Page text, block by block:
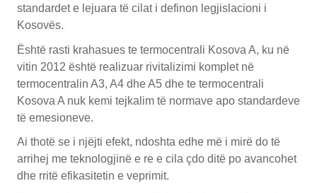
standardet e lejuara të cilat i definon legjislacioni i
Kosovës.
Është rasti krahasues te termocentrali Kosova A, ku në
vitin 2012 është realizuar rivitalizimi komplet në
termocentralin A3, A4 dhe A5 dhe te termocentrali
Kosova A nuk kemi tejkalim të normave apo standardeve
të emesioneve.
Ai thotë se i njëjti efekt, ndoshta edhe më i mirë do të
arrihej me teknologjinë e re e cila çdo ditë po avancohet
dhe rritë efikasitetin e veprimit.